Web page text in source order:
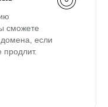
сможете
если
продлит.